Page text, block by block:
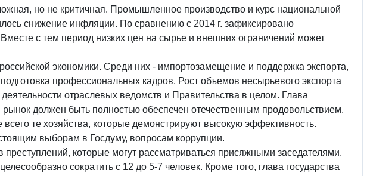
но не критичная. Промышленное производство и курс национальной
снижение инфляции. По сравнению с 2014 г. зафиксировано
с тем период низких цен на сырье и внешних ограничений может
экономики. Среди них - импортозамещение и поддержка экспорта,
профессиональных кадров. Рост объемов несырьевого экспорта
отраслевых ведомств и Правительства в целом. Глава
рынок должен быть полностью обеспечен отечественным продовольствием.
те хозяйства, которые демонстрируют высокую эффективность.
выборам в Госдуму, вопросам коррупции.
преступлений, которые могут рассматриваться присяжными заседателями.
сократить с 12 до 5-7 человек. Кроме того, глава государства